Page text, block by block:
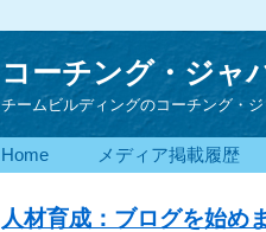
コーチング・ジャ
チームビルディングのコーチング・
Home メディア掲載履歴
人材育成：ブログを始め